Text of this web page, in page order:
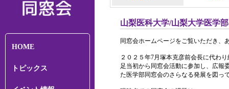
HOME
トピックス
山梨医科大学/山梨大学医学
同窓会ホームページをご覧いただき、
２０２５年7月塚本克彦前会長に代わ
足当初から同窓会活動に参加し、広報
た医学部同窓会のさらなる発展を図っ